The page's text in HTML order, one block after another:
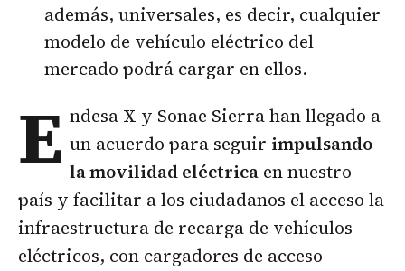
además, universales, es decir, cualquier
modelo de vehículo eléctrico del
mercado podrá cargar en ellos.
E ndesa X y Sonae Sierra han llegado a
un acuerdo para seguir impulsando
la movilidad eléctrica en nuestro
país y facilitar a los ciudadanos el acceso la
infraestructura de recarga de vehículos
eléctricos, con cargadores de acceso